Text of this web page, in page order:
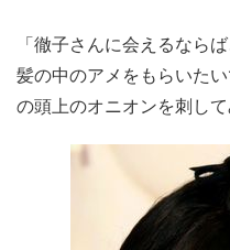
「徹子さんに会えるなら
髪の中のアメをもらいた
の頭上のオニオンを刺し